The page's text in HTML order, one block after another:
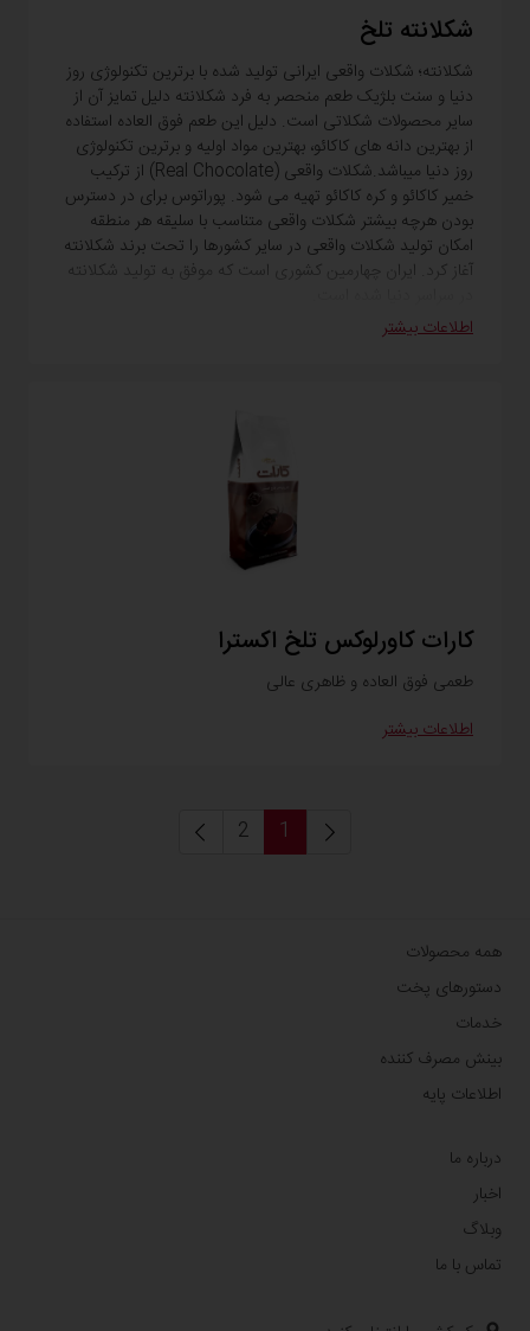
شکلانته تلخ
شکلانته؛ شکلات واقعی ایرانی تولید شده با برترین تکنولوژی روز
دنیا و سنت بلژیک طعم منحصر به فرد شکلانته دلیل تمایز آن از
سایر محصولات شکلاتی است. دلیل این طعم فوق العاده استفاده
از بهترین دانه های کاکائو، بهترین مواد اولیه و برترین تکنولوژی
روز دنیا میباشد.شکلات واقعی (Real Chocolate) از ترکیب
خمیر کاکائو و کره کاکائو تهیه می شود. پوراتوس برای در دسترس
بودن هرچه بیشتر شکلات واقعی متناسب با سلیقه هر منطقه
امکان تولید شکلات واقعی در سایر کشورها را تحت برند شکلانته
آغاز کرد. ایران چهارمین کشوری است که موفق به تولید شکلانته
اطلاعات بیشتر
کارات کاورلوکس تلخ اکسترا
طعمی فوق العاده و ظاهری عالی
اطلاعات بیشتر
1
2
همه محصولات
دستورهای پخت
خدمات
بینش مصرف کننده
اطلاعات پایه
درباره ما
اخبار
وبلاگ
تماس با ما